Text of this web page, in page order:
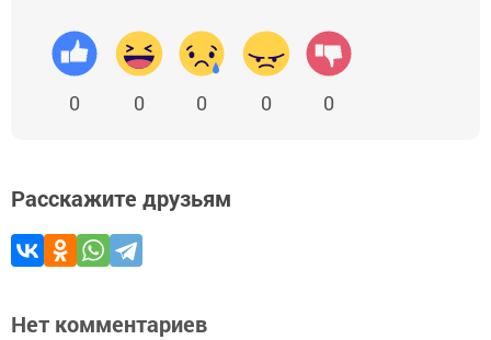
0 0 0 0 0
Расскажите друзьям
Нет комментариев